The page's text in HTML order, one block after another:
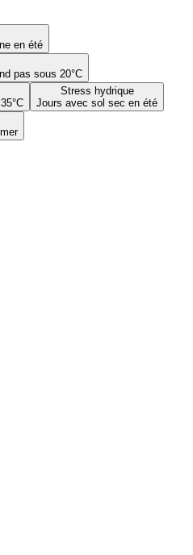
en été
pas sous 20°C
Stress hydrique
Jours avec sol sec en été